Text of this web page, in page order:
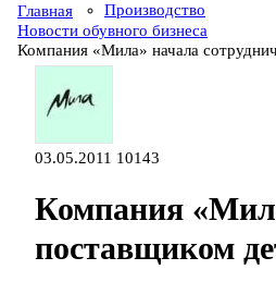
Производство
Главная
Новости обувного бизнеса
Компания «Мила» начала
03.05.2011 10143
Компания
поставщиком